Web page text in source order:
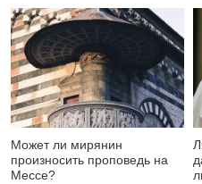
Может ли мирянин
произносить проповедь на
Мессе?